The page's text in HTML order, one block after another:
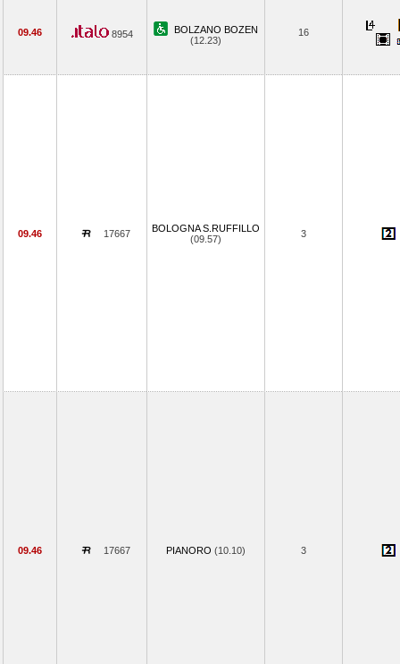
09.46 8954
BOLZANO BOZEN
(12.23)
16
09.46 17667
BOLOGNA S.RUFFILLO
(09.57)
3
09.46 17667 PIANORO (10.10) 3